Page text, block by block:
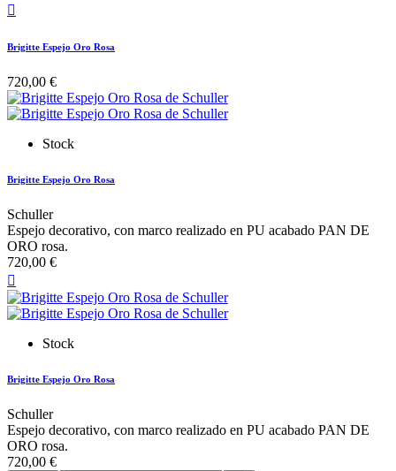

Brigitte Espejo Oro Rosa
720,00 €
Stock
Brigitte Espejo Oro Rosa
Schuller
Espejo decorativo, con marco realizado en PU acabado PAN DE
ORO rosa.
720,00 €

Stock
Brigitte Espejo Oro Rosa
Schuller
Espejo decorativo, con marco realizado en PU acabado PAN DE
ORO rosa.
720,00 €